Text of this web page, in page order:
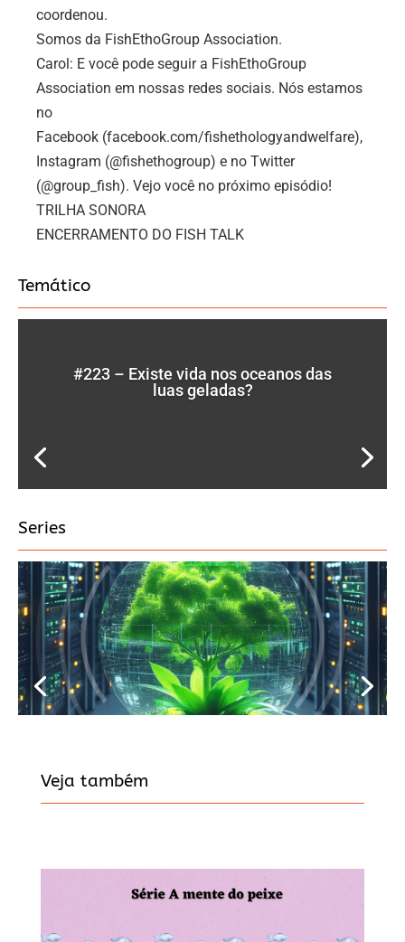
coordenou.
Somos da FishEthoGroup Association.
Carol: E você pode seguir a FishEthoGroup
Association em nossas redes sociais. Nós estamos
no
Facebook (facebook.com/fishethologyandwelfare),
Instagram (@fishethogroup) e no Twitter
(@group_fish). Vejo você no próximo episódio!
TRILHA SONORA
ENCERRAMENTO DO FISH TALK
Temático
#223 – Existe vida nos oceanos das
luas geladas?
Series
Veja também